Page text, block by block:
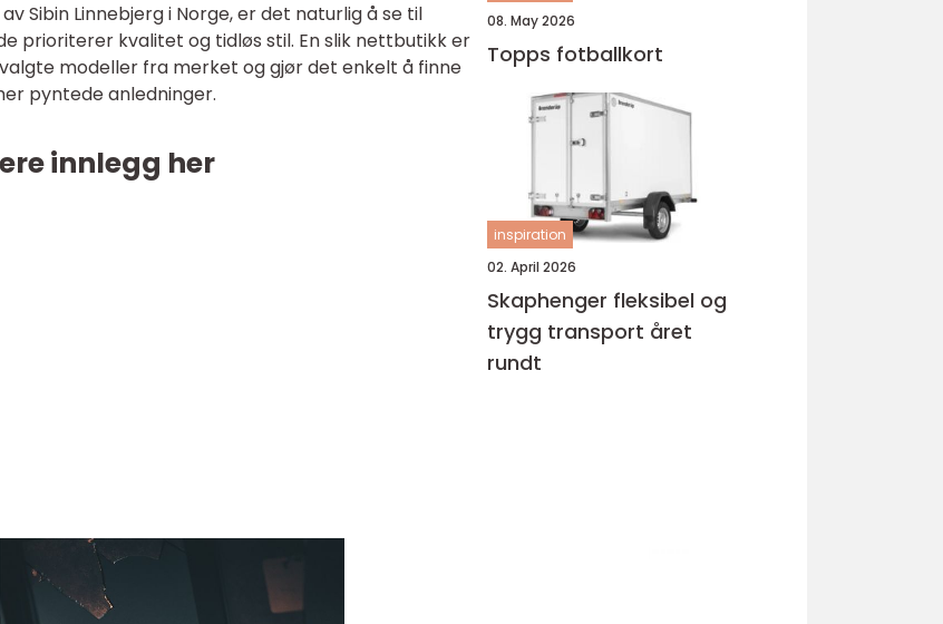
Sibin Linnebjerg i Norge, er det naturlig å se til
prioriterer kvalitet og tidløs stil. En slik nettbutikk er
modeller fra merket og gjør det enkelt å finne
pyntede anledninger.
innlegg her
08. May 2026
Topps fotballkort
inspiration
02. April 2026
Skaphenger fleksibel og
trygg transport året
rundt